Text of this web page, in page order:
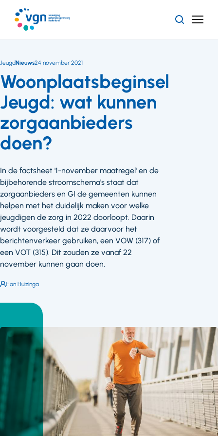
naar
hoofdinhoud
ZoekenMenu
Woonplaatsbeginsel
Jeugd: wat kunnen
zorgaanbieders
doen?
JeugdNieuws24 november 2021
In de factsheet '1-november maatregel' en de
bijbehorende stroomschema's staat dat
zorgaanbieders en GI de gemeenten kunnen
helpen met het duidelijk maken voor welke
jeugdigen de zorg in 2022 doorloopt. Daarin
wordt voorgesteld dat ze daarvoor het
berichtenverkeer gebruiken, een VOW (317) of
een VOT (315). Dit zouden ze vanaf 22
november kunnen gaan doen.
Auteur:
Han Huizinga